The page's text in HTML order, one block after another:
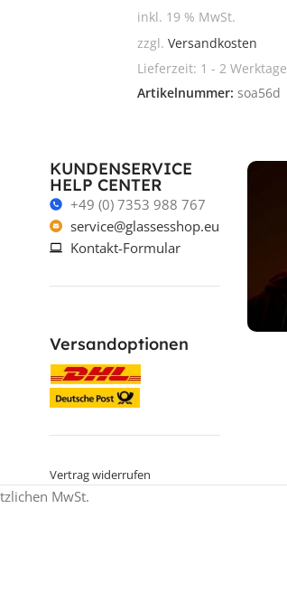
inkl. 19 % MwSt.
zzgl. Versandkosten
Lieferzeit: 1 - 2 Werktage
Artikelnummer: soa56d
KUNDENSERVICE
HELP CENTER
+49 (0) 7353 988 767
service@glassesshop.eu
Kontakt-Formular
Versandoptionen
Vertrag widerrufen
MwSt.